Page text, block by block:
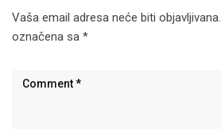
Vaša email adresa neće biti objavljivana.
označena sa *